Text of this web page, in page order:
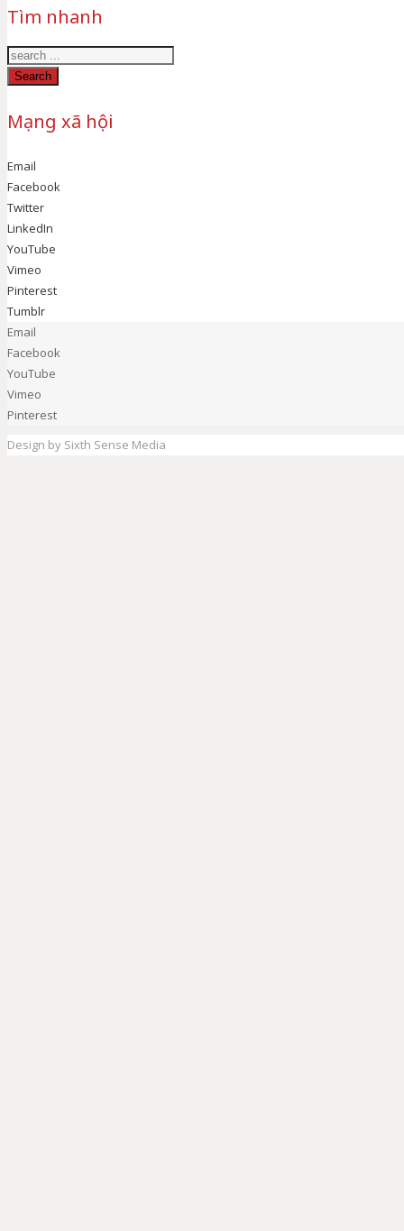
Tìm nhanh
Search
Mạng xã hội
Email
Facebook
Twitter
LinkedIn
YouTube
Vimeo
Pinterest
Tumblr
Email
Facebook
YouTube
Vimeo
Pinterest
Design by Sixth Sense Media